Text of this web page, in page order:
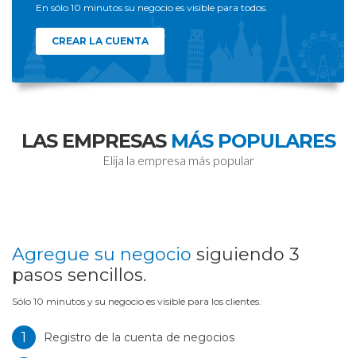
En sólo 10 minutos su negocio es visible para todos.
CREAR LA CUENTA
LAS EMPRESAS MÁS POPULARES
Elija la empresa más popular
Agregue su negocio siguiendo 3
pasos sencillos.
Sólo 10 minutos y su negocio es visible para los clientes.
1 Registro de la cuenta de negocios